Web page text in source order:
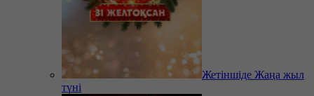
Жетіншіде Жаңа жыл
түні